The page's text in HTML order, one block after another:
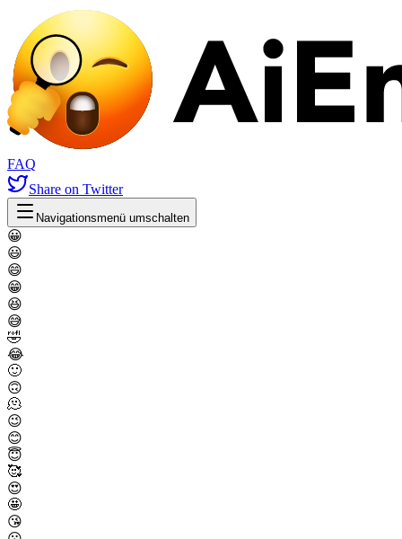
FAQ
Share on Twitter
Navigationsmenü umschalten
😀
😃
😄
😁
😆
😅
🤣
😂
🙂
🙃
🫠
😉
😊
😇
🥰
😍
🤩
😘